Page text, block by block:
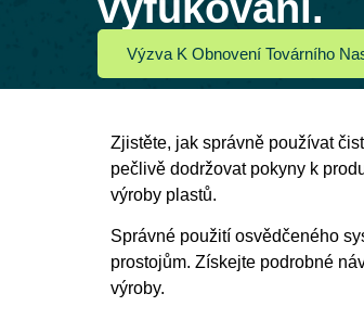
Výzva K Obnovení Továrního
Zjistěte, jak správně používat
pečlivě dodržovat pokyny k
výroby plastů.
Správné použití osvědčeného
prostojům. Získejte podrobné
výroby.